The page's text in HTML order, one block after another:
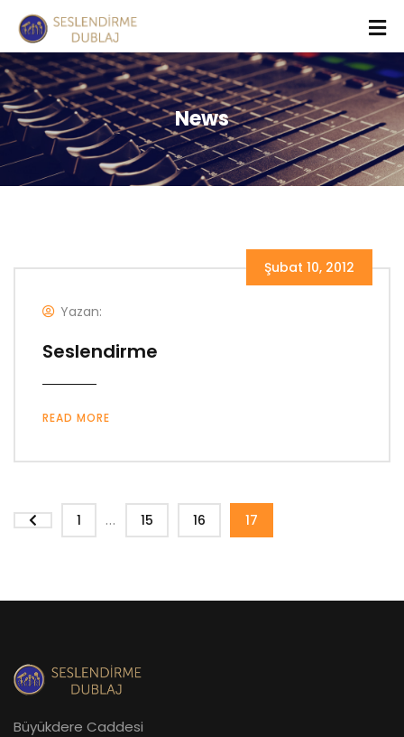
News
Şubat 10, 2012
Yazan:
Seslendirme
READ MORE
1 ... 15 16 17
Büyükdere Caddesi